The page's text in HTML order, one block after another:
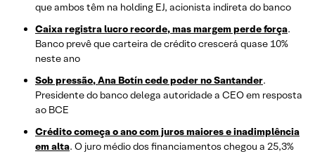
que ambos têm na holding EJ, acionista indireta do banco
Caixa registra lucro recorde, mas margem perde força.
Banco prevê que carteira de crédito crescerá quase 10%
neste ano
Sob pressão, Ana Botín cede poder no Santander.
Presidente do banco delega autoridade a CEO em resposta
ao BCE
Crédito começa o ano com juros maiores e inadimplência
em alta. O juro médio dos financiamentos chegou a 25,3%